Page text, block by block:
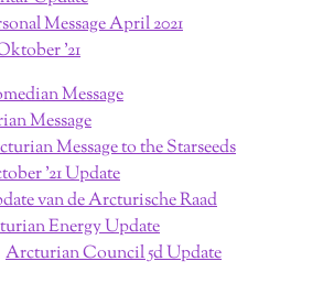
Message April 2021
'21
Message
Message
Message to the Starseeds
'21 Update
van de Arcturische Raad
Energy Update
Arcturian Council 5d Update